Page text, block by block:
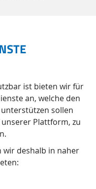
ist bieten wir für
an, welche den
sollen
Plattform, zu
wir deshalb in naher